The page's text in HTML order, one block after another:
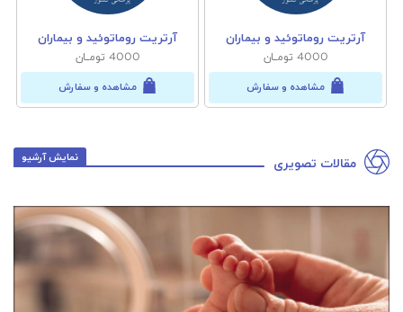
آرتریت روماتوئید و بیماران
4000 تومــان
مشاهده و سفارش
آرتریت روماتوئید و بیماران
4000 تومــان
مشاهده و سفارش
مقالات تصویری نمایش آرشیو